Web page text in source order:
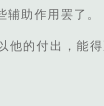
助作用罢了。
他的付出，能